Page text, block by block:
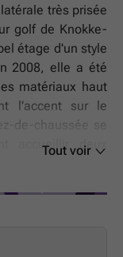
très prisée
golf de Knokke-
étage d'un style
2008, elle a été
matériaux haut
l'accent sur le
de-chaussée se
accueillir deux
Tout voir